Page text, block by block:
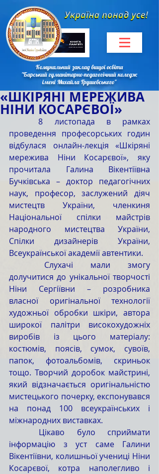
Комунальний заклад вищої освіти
"Барський гуманітарно-педагогічний коледж
імені Михайла Грушевського"
«ШКІРЯНІ МЕРЕЖИВА
НІНИ КОСАРЄВОЇ»
8 листопада в рамках
проведення професорських годин
відбулася онлайн-лекція «Шкіряні
мережива Ніни Косарєвої», яку
прочитала Галина Вікентіївна
Бучківська – доктор педагогічних
наук, професор, заслужений діяч
мистецтв України, членкиня
Національної спілки майстрів
народного мистецтва України,
Спілки дизайнерів України,
Всеукраїнської академії автентики.
Слухачі мали змогу
долучитися до унікальної творчості
Ніни Сергіївни – розробника
власної оригінальної технології
художньої обробки шкіри, автора
широкої палітри високохудожніх
виробів із цього матеріалу:
костюмів, поясів, сумок, сувоїв,
папок, фотоальбомів, скриньок
тощо. Творчий доробок майстрині,
який відзначається оригінальністю
мистецького почерку, експонувався
на понад 100 всеукраїнських і
міжнародних виставках.
Цікаво було сприймати
інформацію з уст саме Галини
Вікентіївни, колишньої учениці Ніни
Косарєвої, котра наполегливо і